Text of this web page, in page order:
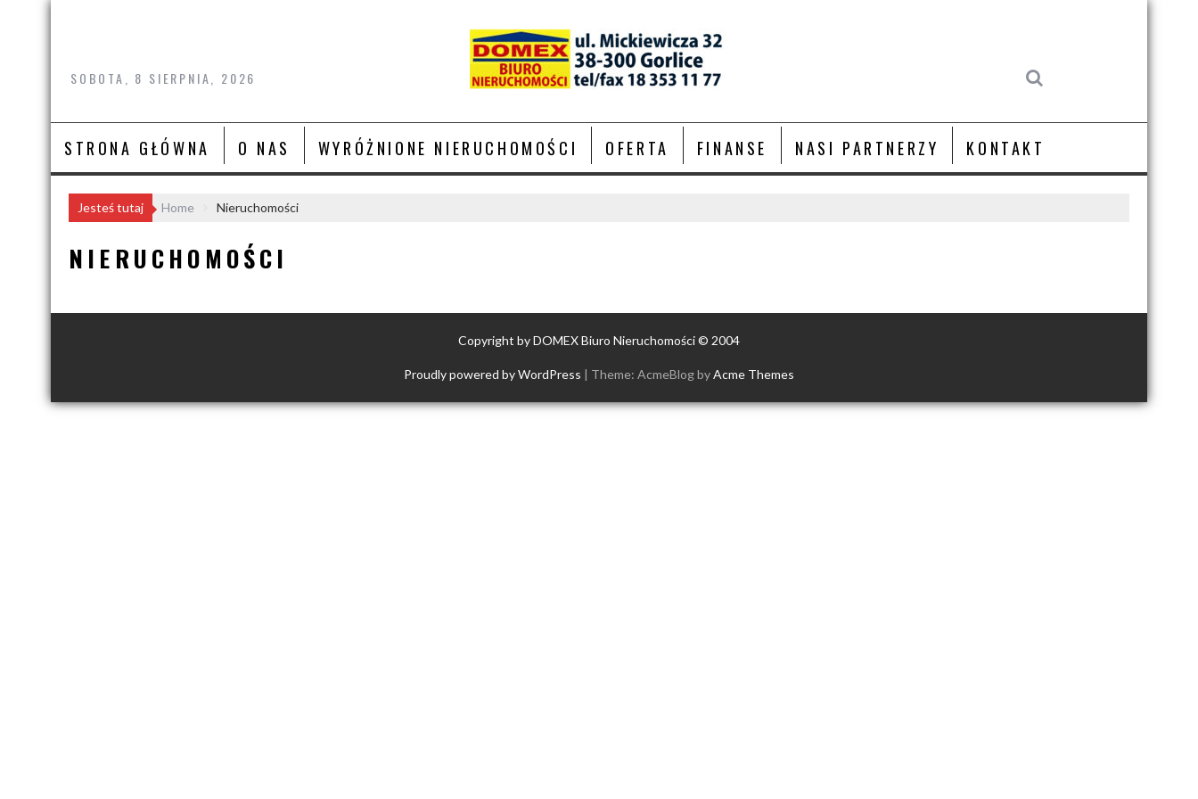
Skip
SOBOTA, 8 SIERPNIA, 2026
STRONA GŁÓWNA O NAS WYRÓŻNIONE NIERUCHOMOŚCI OFERTA FINANSE NASI PARTNERZY KONTAKT
Jesteś tutaj Home Nieruchomości
NIERUCHOMOŚCI
Copyright by DOMEX Biuro Nieruchomości © 2004
Proudly powered by WordPress | Theme: AcmeBlog byAcme Themes